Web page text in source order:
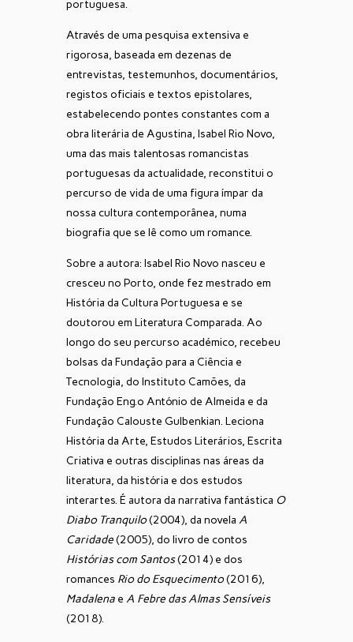
portuguesa.
Através de uma pesquisa extensiva e
rigorosa, baseada em dezenas de
entrevistas, testemunhos, documentários,
registos oficiais e textos epistolares,
estabelecendo pontes constantes com a
obra literária de Agustina, Isabel Rio Novo,
uma das mais talentosas romancistas
portuguesas da actualidade, reconstitui o
percurso de vida de uma figura ímpar da
nossa cultura contemporânea, numa
biografia que se lê como um romance.
Sobre a autora: Isabel Rio Novo nasceu e
cresceu no Porto, onde fez mestrado em
História da Cultura Portuguesa e se
doutorou em Literatura Comparada. Ao
longo do seu percurso académico, recebeu
bolsas da Fundação para a Ciência e
Tecnologia, do Instituto Camões, da
Fundação Eng.º António de Almeida e da
Fundação Calouste Gulbenkian. Leciona
História da Arte, Estudos Literários, Escrita
Criativa e outras disciplinas nas áreas da
literatura, da história e dos estudos
interartes. É autora da narrativa fantástica O
Diabo Tranquilo(2004), da novela A
Caridade(2005), do livro de contos
Histórias com Santos(2014) e dos
romances Rio do Esquecimento(2016),
Madalena e A Febre das Almas Sensíveis
(2018).